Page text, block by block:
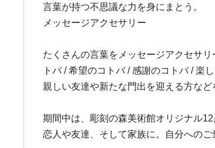
言葉が持つ不思議な力を身にまとう。
メッセージアクセサリー
たくさんの言葉をメッセージアクセサ
トバ / 希望のコトバ / 感謝のコトバ / 楽
親しい友達や新たな門出を迎える方な
期間中は、彫刻の森美術館オリジナル
恋人や友達、そして家族に。自分への